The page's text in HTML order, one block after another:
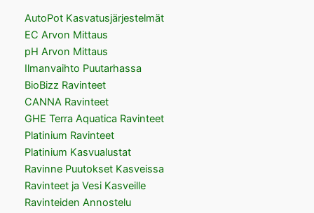
AutoPot Kasvatusjärjestelmät
EC Arvon Mittaus
pH Arvon Mittaus
Ilmanvaihto Puutarhassa
BioBizz Ravinteet
CANNA Ravinteet
GHE Terra Aquatica Ravinteet
Platinium Ravinteet
Platinium Kasvualustat
Ravinne Puutokset Kasveissa
Ravinteet ja Vesi Kasveille
Ravinteiden Annostelu